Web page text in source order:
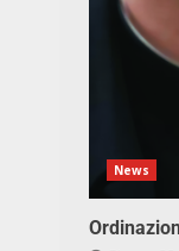
News